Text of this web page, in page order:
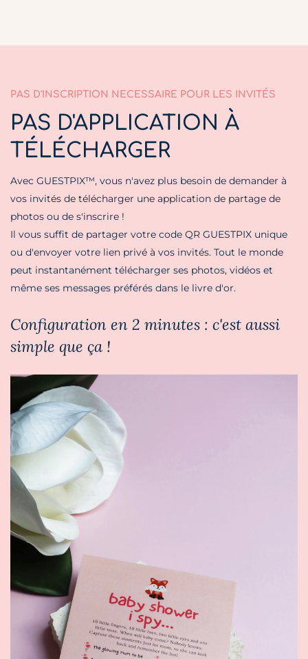
PAS D'INSCRIPTION NECESSAIRE POUR LES INVITÉS
PAS D'APPLICATION À
TÉLÉCHARGER
Avec GUESTPIX™, vous n'avez plus besoin de demander à
vos invités de télécharger une application de partage de
photos ou de s'inscrire !
Il vous suffit de partager votre code QR GUESTPIX unique
ou d'envoyer votre lien privé à vos invités. Tout le monde
peut instantanément télécharger ses photos, vidéos et
même ses messages préférés dans le livre d'or.
Configuration en 2 minutes : c'est aussi
simple que ça !